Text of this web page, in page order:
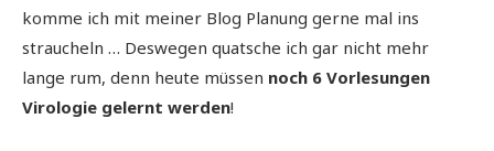
komme ich mit meiner Blog Planung gerne mal ins
straucheln … Deswegen quatsche ich gar nicht mehr
lange rum, denn heute müssen noch 6 Vorlesungen
Virologie gelernt werden!